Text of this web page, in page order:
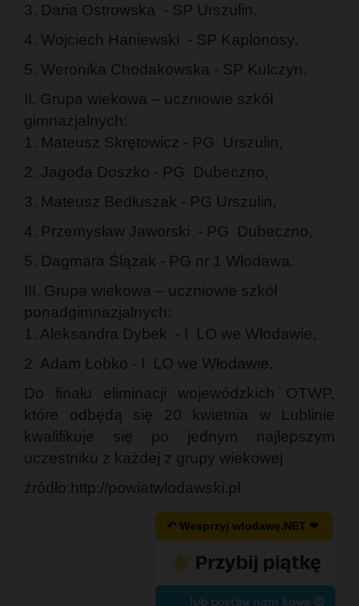
3. Daria Ostrowska - SP Urszulin,
4. Wojciech Haniewski - SP Kaplonosy,
5. Weronika Chodakowska - SP Kulczyn.
II. Grupa wiekowa – uczniowie szkół
gimnazjalnych:
1. Mateusz Skrętowicz - PG Urszulin,
2. Jagoda Doszko - PG Dubeczno,
3. Mateusz Bedłuszak - PG Urszulin,
4. Przemysław Jaworski - PG Dubeczno,
5. Dagmara Ślązak - PG nr 1 Włodawa.
III. Grupa wiekowa – uczniowie szkół
ponadgimnazjalnych:
1. Aleksandra Dybek - I LO we Włodawie,
2. Adam Łobko - I LO we Włodawie.
Do finału eliminacji wojewódzkich OTWP,
które odbędą się 20 kwietnia w Lublinie
kwalifikuje się po jednym najlepszym
uczestniku z każdej z grupy wiekowej
źródło:http://powiatwlodawski.pl
↶ Wesprzyj wlodawę.NET ❤
lub postaw nam kawę 😍